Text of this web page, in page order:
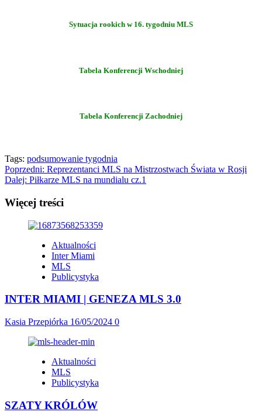
Sytuacja rookich w 16. tygodniu MLS
Tabela Konferencji Wschodniej
Tabela Konferencji Zachodniej
Tags: podsumowanie tygodnia
Zobacz
wpisy
Poprzedni: Reprezentanci MLS na Mistrzostwach Świata w Rosji
Dalej: Piłkarze MLS na mundialu cz.1
Więcej treści
Aktualności
Inter Miami
MLS
Publicystyka
INTER MIAMI | GENEZA MLS 3.0
Kasia Przepiórka 16/05/2024 0
Aktualności
MLS
Publicystyka
SZATY KRÓLÓW